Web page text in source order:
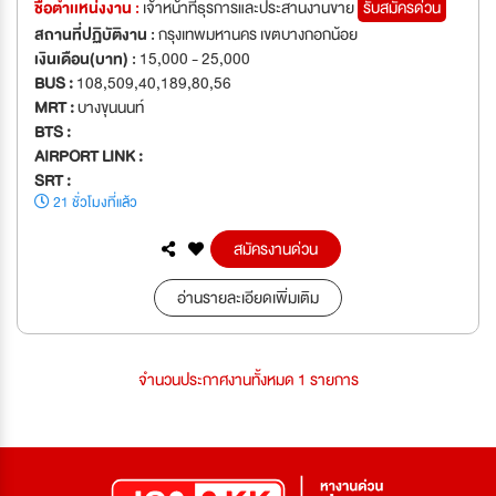
ชื่อตำเเหน่งงาน : เจ้าหน้าที่ธุรการและประสานงานขาย รับสมัครด่วน
สถานที่ปฏิบัติงาน :กรุงเทพมหานคร เขตบางกอกน้อย
เงินเดือน(บาท) : 15,000 - 25,000
BUS :108,509,40,189,80,56
MRT :บางขุนนนท์
BTS :
AIRPORT LINK :
SRT :
21 ชั่วโมงที่แล้ว
สมัครงานด่วน
อ่านรายละเอียดเพิ่มเติม
จำนวนประกาศงานทั้งหมด 1 รายการ